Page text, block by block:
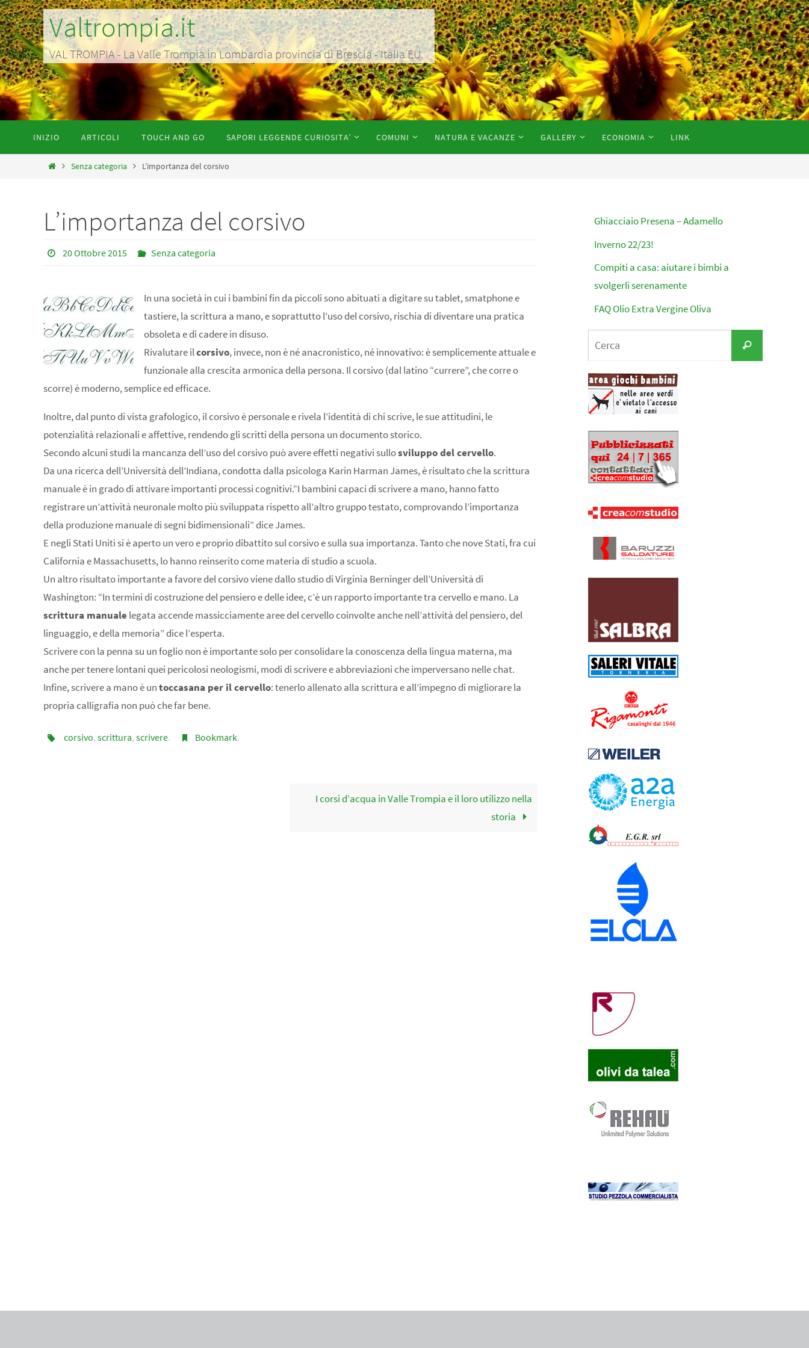
Salta
al
contenuto Valtrompia.it
VAL TROMPIA - La Valle Trompia in Lombardia provincia di Brescia - Italia EU
contenuto
INIZIO ARTICOLI TOUCH AND GO SAPORI LEGGENDE CURIOSITA’ COMUNI NATURA E VACANZE GALLERY ECONOMIA LINK
HomeSenza categoria L’importanza del corsivo
L’importanza del corsivo
20 Ottobre 2015 Senza categoria
In una società in cui i bambini fin da piccoli sono abituati a digitare su tablet, smatphone e
tastiere, la scrittura a mano, e soprattutto l’uso del corsivo, rischia di diventare una pratica
obsoleta e di cadere in disuso.
Rivalutare ilcorsivo, invece, non è né anacronistico, né innovativo: è semplicemente attuale e
funzionale alla crescita armonica della persona. Il corsivo (dal latino “currere”, che corre o
scorre) è moderno, semplice ed efficace.
Inoltre, dal punto di vista grafologico, il corsivo è personale e rivela l’identità di chi scrive, le sue attitudini, le
potenzialità relazionali e affettive, rendendo gli scritti della persona un documento storico.
Secondo alcuni studi la mancanza dell’uso del corsivo può avere effetti negativi sullosviluppo del cervello.
Da una ricerca dell’Università dell’Indiana, condotta dalla psicologa Karin Harman James, è risultato che la scrittura
manuale è in grado di attivare importanti processi cognitivi.“I bambini capaci di scrivere a mano, hanno fatto
registrare un’attività neuronale molto più sviluppata rispetto all’altro gruppo testato, comprovando l’importanza
della produzione manuale di segni bidimensionali” dice James.
E negli Stati Uniti si è aperto un vero e proprio dibattito sul corsivo e sulla sua importanza. Tanto che nove Stati, fra cui
California e Massachusetts, lo hanno reinserito come materia di studio a scuola.
Un altro risultato importante a favore del corsivo viene dallo studio di Virginia Berninger dell’Università di
Washington: “In termini di costruzione del pensiero e delle idee, c’è un rapporto importante tra cervello e mano. La
scrittura manuale legata accende massicciamente aree del cervello coinvolte anche nell’attività del pensiero, del
linguaggio, e della memoria” dice l’esperta.
Scrivere con la penna su un foglio non è importante solo per consolidare la conoscenza della lingua materna, ma
anche per tenere lontani quei pericolosi neologismi, modi di scrivere e abbreviazioni che imperversano nelle chat.
Infine, scrivere a mano è untoccasana per il cervello: tenerlo allenato alla scrittura e all’impegno di migliorare la
propria calligrafia non può che far bene.
corsivo, scrittura, scrivere. Bookmark.
I corsi d’acqua in Valle Trompia e il loro utilizzo nella
storia
Ghiacciaio Presena – Adamello
Inverno 22/23!
Compiti a casa: aiutare i bimbi a
svolgerli serenamente
FAQ Olio Extra Vergine Oliva
Cerca